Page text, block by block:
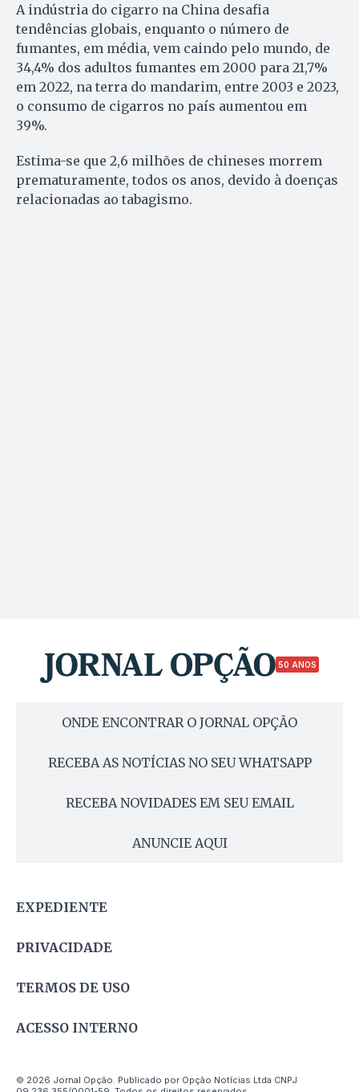
A indústria do cigarro na China desafia
tendências globais, enquanto o número de
fumantes, em média, vem caindo pelo mundo, de
34,4% dos adultos fumantes em 2000 para 21,7%
em 2022, na terra do mandarim, entre 2003 e 2023,
o consumo de cigarros no país aumentou em
39%.
Estima-se que 2,6 milhões de chineses morrem
prematuramente, todos os anos, devido à doenças
relacionadas ao tabagismo.
50 ANOS
ONDE ENCONTRAR O JORNAL OPÇÃO
RECEBA AS NOTÍCIAS NO SEU WHATSAPP
RECEBA NOVIDADES EM SEU EMAIL
ANUNCIE AQUI
EXPEDIENTE
PRIVACIDADE
TERMOS DE USO
ACESSO INTERNO
© 2026 Jornal Opção. Publicado por Opção Notícias Ltda CNPJ